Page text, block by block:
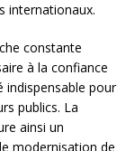
internationaux.
constante
à la confiance
indispensable pour
publics. La
ainsi un
modernisation de